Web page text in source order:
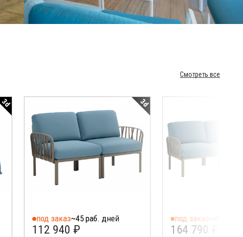
Смотреть все
3d 3d
под заказ~45 раб. дней
112 940 ₽
под заказ
164 790 ₽